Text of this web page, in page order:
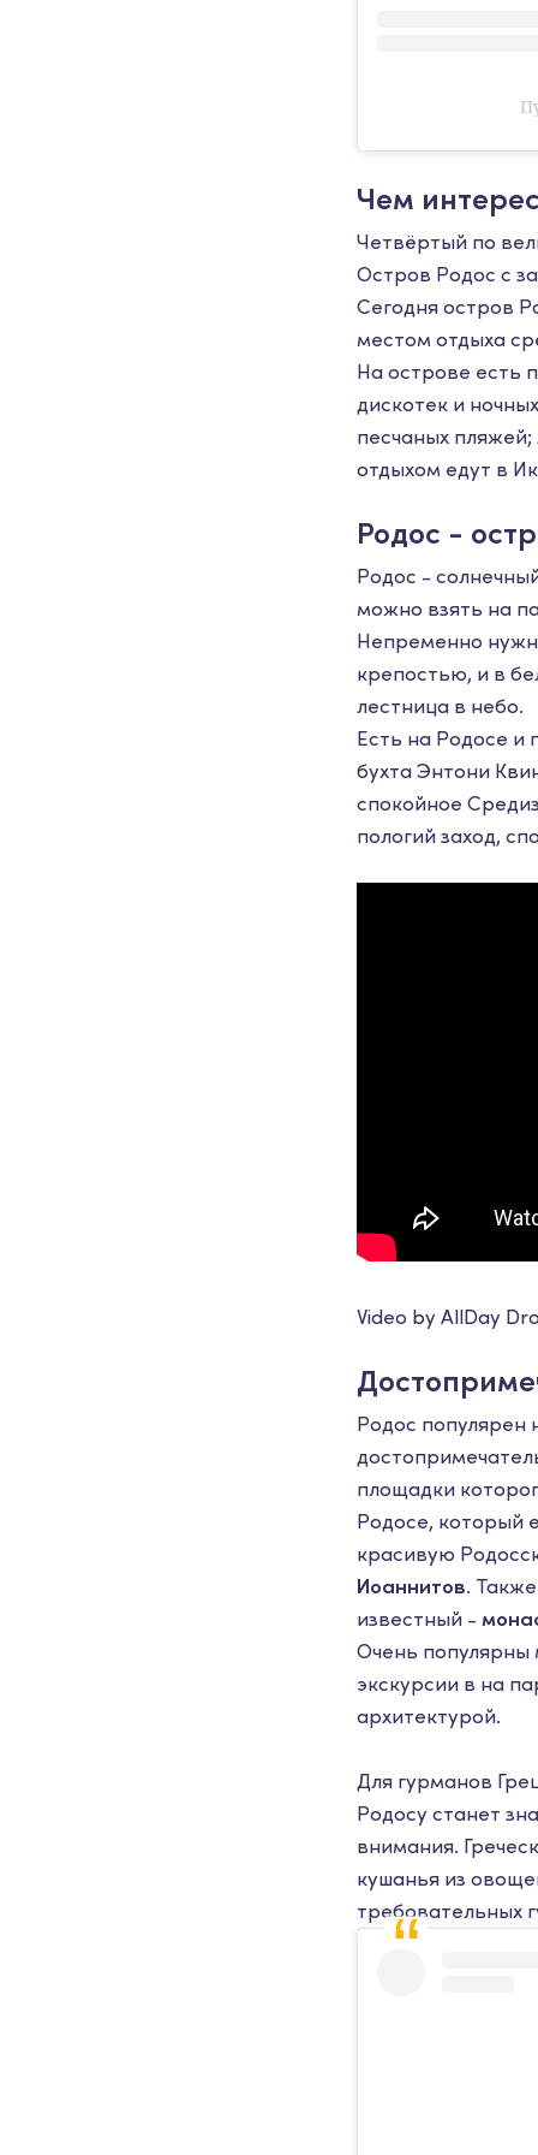
Чем
Четвёртый по
Остров Родос с
Сегодня остров
местом отдыха
На острове есть
дискотек и
песчаных
отдыхом едут в
Родос -
Родос -
можно взять на
Непременно
крепостью, и в
лестница в небо.
Есть на Родосе и
бухта Энтони
спокойное
пологий заход,
Video by AllDay
Родос
площадки
Родосе, который
красивую
Иоаннитов.
известный -
Очень популярны
экскурсии в на
архитектурой.
Для гурманов
Родосу станет
внимания.
кушанья из
требовательных